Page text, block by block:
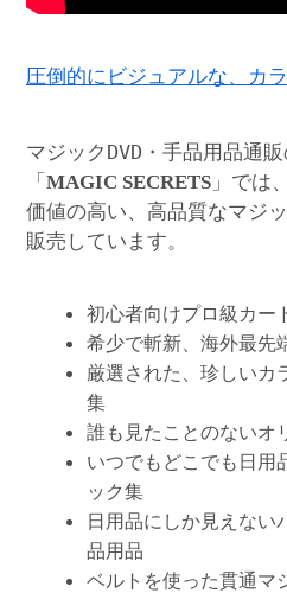
圧倒的にビジュアルな、カ
マジックDVD・手品用品通
「 MAGIC SECRETS 」では
価値の高い、高品質なマジ
販売しています。
初心者向けプロ級カー
希少で斬新、海外最先
厳選された、珍しいカ
集
誰も見たことのないオ
いつでもどこでも日用
ック集
日用品にしか見えない
品用品
ベルトを使った貫通マ